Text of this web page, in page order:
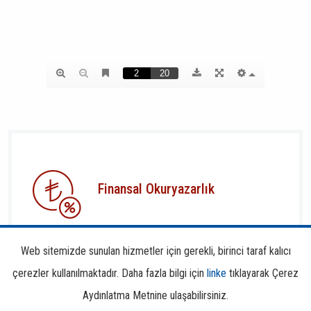
Finansal Okuryazarlık
Web sitemizde sunulan hizmetler için gerekli, birinci taraf kalıcı
çerezler kullanılmaktadır. Daha fazla bilgi için linke tıklayarak Çerez
Aydınlatma Metnine ulaşabilirsiniz.